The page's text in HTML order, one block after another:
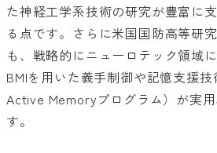
た神経工学系技術の研究が豊富に
る点です。さらに米国国防高等研究
も、戦略的にニューロテック領域
BMIを用いた義手制御や記憶支援
Active Memoryプログラム）が実
す。